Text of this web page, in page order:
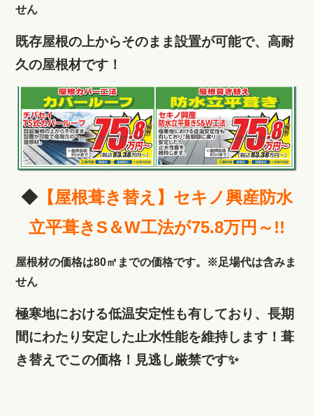
せん
既存屋根の上からそのまま設置が可能で、高耐
久の屋根材です！
◆【屋根葺き替え】セキノ興産防水
立平葺きS＆W工法が75.8万円～!!
屋根材の価格は80㎡までの価格です。※足場代は含みま
せん
極寒地における低温安定性も有しており、長期
間にわたり安定した止水性能を維持します！葺
き替えでこの価格！見逃し厳禁です✨